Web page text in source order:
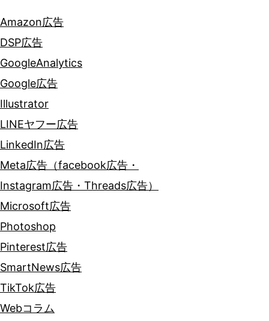
Amazon広告
DSP広告
GoogleAnalytics
Google広告
Illustrator
LINEヤフー広告
LinkedIn広告
Meta広告（facebook広告・
Instagram広告・Threads広告）
Microsoft広告
Photoshop
Pinterest広告
SmartNews広告
TikTok広告
Webコラム